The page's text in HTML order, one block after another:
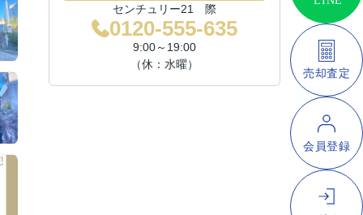
センチュリー21 際
0120-555-635
9:00～19:00
（休：水曜）